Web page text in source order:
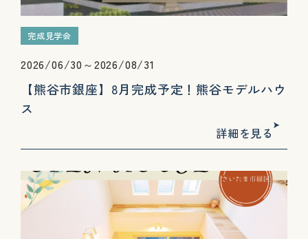
完成見学会
2026/06/30～2026/08/31
【熊谷市銀座】8月完成予定！熊谷モデルハウ
ス
詳細を見る